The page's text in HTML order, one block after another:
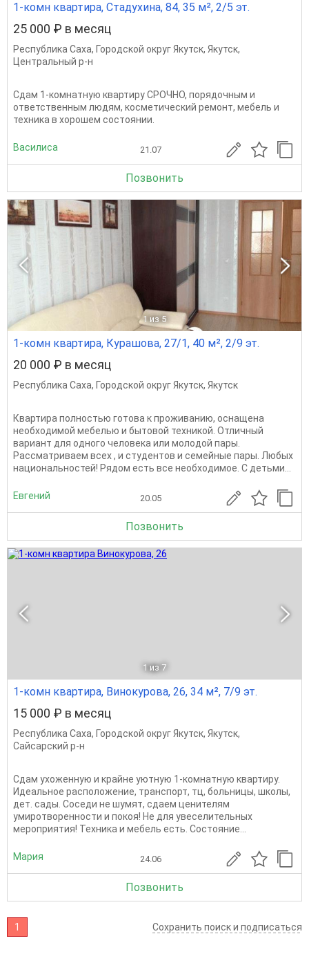
1-комн квартира, Стадухина, 84, 35 м², 2/5 эт.
25 000 ₽ в месяц
Республика Саха, Городской округ Якутск, Якутск,
Центральный р-н
Сдам 1-комнатную квартиру СРОЧНО, порядочным и
ответственным людям, косметический ремонт, мебель и
техника в хорошем состоянии.
Василиса 21.07
Позвонить
1 из 5
1-комн квартира, Курашова, 27/1, 40 м², 2/9 эт.
20 000 ₽ в месяц
Республика Саха, Городской округ Якутск, Якутск
Квартира полностью готова к проживанию, оснащена
необходимой мебелью и бытовой техникой. Отличный
вариант для одного человека или молодой пары.
Рассматриваем всех , и студентов и семейные пары. Любых
национальностей! Рядом есть все необходимое. С детьми...
Евгений 20.05
Позвонить
1 из 7
1-комн квартира, Винокурова, 26, 34 м², 7/9 эт.
15 000 ₽ в месяц
Республика Саха, Городской округ Якутск, Якутск,
Сайсарский р-н
Сдам ухоженную и крайне уютную 1-комнатную квартиру.
Идеальное расположение, транспорт, тц, больницы, школы,
дет. сады. Соседи не шумят, сдаем ценителям
умиротворенности и покоя! Не для увеселительных
мероприятия! Техника и мебель есть. Состояние...
Мария 24.06
Позвонить
1 Сохранить поиск и подписаться